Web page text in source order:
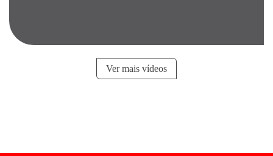
Ver mais vídeos